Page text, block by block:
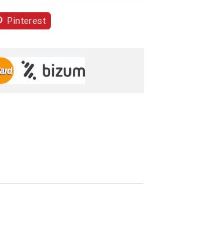
Pinterest